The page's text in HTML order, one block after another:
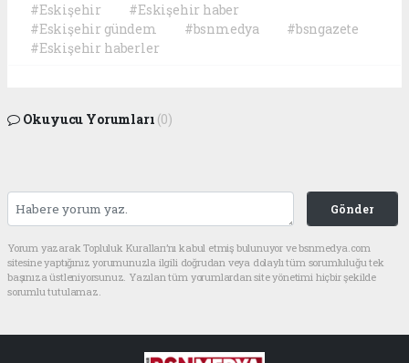
#Eskişehir
#Eskişehir haber
#Eskişehir gündem
#bsnmedya
#bsngazete
#Eskişehir haberler
Okuyucu Yorumları (0)
Gönder
Yorum yazarak Topluluk Kuralları’nı kabul etmiş bulunuyor ve bsnmedya.com
sitesine yaptığınız yorumunuzla ilgili doğrudan veya dolaylı tüm sorumluluğu tek
başınıza üstleniyorsunuz. Yazılan tüm yorumlardan site yönetimi hiçbir şekilde
sorumlu tutulamaz.